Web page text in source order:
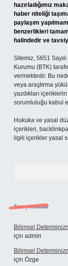
hazırladığımız
haber niteliği
paylaşım
benzerlikleri
halindedir ve
Sitemiz, 5651
Kurumu (BTK)
vermektedir. Bu
veya araştırma
yazdıkları
sorumluluğu kabul
Hukuka ve yasal
içerikleri,
ilgili içerikler yasal
Son yorumlar
Bilimsel
için admin
Bilimsel
için Özge